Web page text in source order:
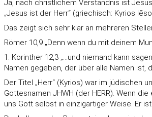
Ja, nach christlichem Verständnis ist
„Jesus ist der Herr“ (griechisch: Kyrios
Das zeigt sich sehr klar an mehreren
Römer 10,9 „Denn wenn du mit deinem
1. Korinther 12,3 „…und niemand kann
Namen gegeben, der über alle Namen ist,
Der Titel „Herr“ (Kyrios) war im jüdischen
Gottesnamen JHWH (der HERR). Wenn
uns Gott selbst in einzigartiger Weise. Er